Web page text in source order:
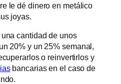
le dé dinero en metálico
joyas.
cantidad de unos
20% y un 25% semanal,
o reinvertirlos y
bancarias en el caso de